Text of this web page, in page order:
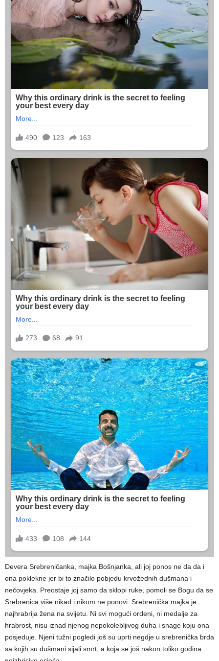
Devera Srebreničanka, majka Bošnjanka, ali joj ponos ne da da i
ona poklekne jer bi to značilo pobjedu krvožednih dušmana i
nečovjeka. Preostaje joj samo da sklopi ruke, pomoli se Bogu da se
Srebrenica više nikad i nikom ne ponovi. Srebrenička majka je
najhrabrija žena na svijetu. Ni svi mogući ordeni, ni medalje za
hrabrost, nisu iznad njenog nepokolebljivog duha i snage koju ona
posjeduje. Njeni tužni pogledi još su uprti negdje u srebrenička brda
sa kojih su dušmani sijali smrt, a koja se još nakon toliko godina